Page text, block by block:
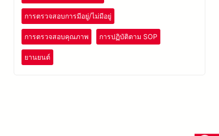
การตรวจสอบการมีอยู่/ไม่มีอยู่
การตรวจสอบคุณภาพ การปฏิบัติตาม SOP
ยานยนต์